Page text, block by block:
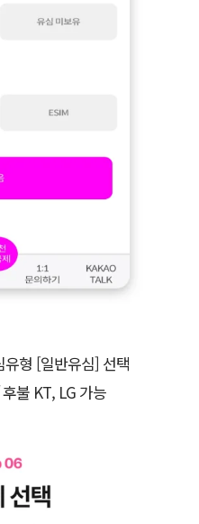
형 [일반유심] 선택
불 KT, LG 가능